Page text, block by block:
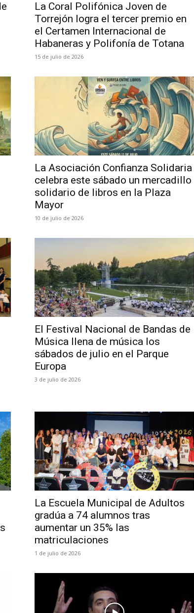
La Coral Polifónica Joven de
Torrejón logra el tercer premio en
el Certamen Internacional de
Habaneras y Polifonía de Totana
15 de julio de 2026
La Asociación Confianza Solidaria
celebra este sábado un mercadillo
solidario de libros en la Plaza
Mayor
10 de julio de 2026
El Festival Nacional de Bandas de
Música llena de música los
sábados de julio en el Parque
Europa
3 de julio de 2026
La Escuela Municipal de Adultos
gradúa a 74 alumnos tras
aumentar un 35% las
matriculaciones
1 de julio de 2026